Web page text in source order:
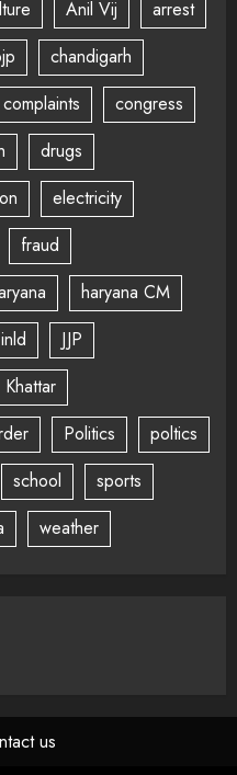
Anil Vij
arrest
chandigarh
complaints
congress
drugs
electricity
fraud
haryana CM
inld
JJP
Politics
poltics
school
sports
weather
us